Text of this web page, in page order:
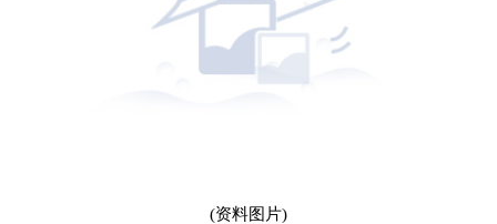
(资料图片)